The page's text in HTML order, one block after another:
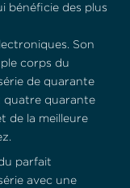
bénéficie des plus
Son
corps du
de quarante
quatre quarante
de la meilleure
parfait
avec une